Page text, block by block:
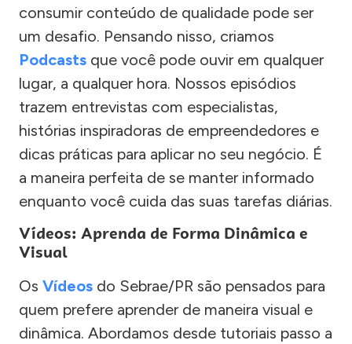
consumir conteúdo de qualidade pode ser
um desafio. Pensando nisso, criamos
Podcasts que você pode ouvir em qualquer
lugar, a qualquer hora. Nossos episódios
trazem entrevistas com especialistas,
histórias inspiradoras de empreendedores e
dicas práticas para aplicar no seu negócio. É
a maneira perfeita de se manter informado
enquanto você cuida das suas tarefas diárias.
Vídeos: Aprenda de Forma Dinâmica e
Visual
Os Vídeos do Sebrae/PR são pensados para
quem prefere aprender de maneira visual e
dinâmica. Abordamos desde tutoriais passo a